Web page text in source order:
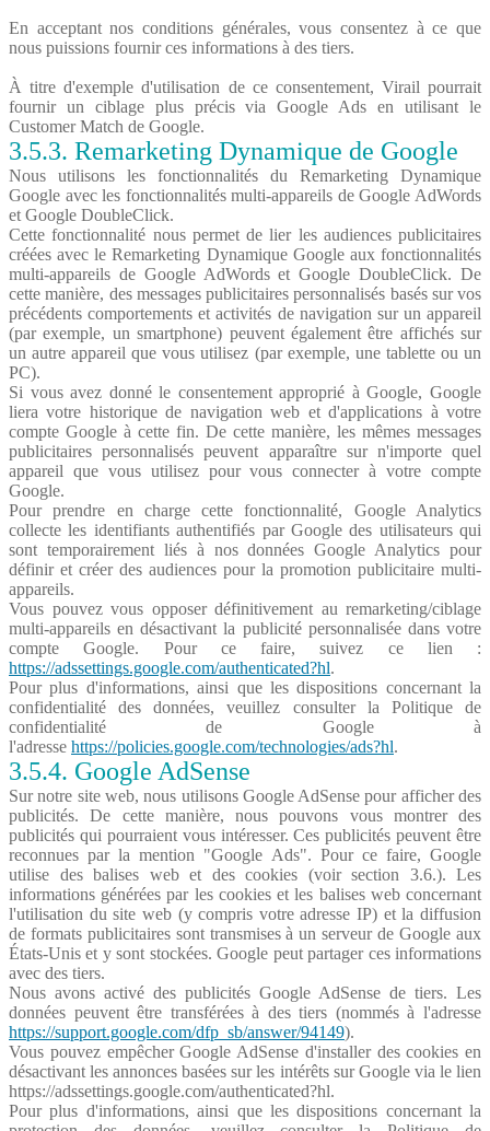
En acceptant nos conditions générales, vous consentez à ce que
nous puissions fournir ces informations à des tiers.
À titre d'exemple d'utilisation de ce consentement, Virail pourrait
fournir un ciblage plus précis via Google Ads en utilisant le
Customer Match de Google.
3.5.3. Remarketing Dynamique de Google
Nous utilisons les fonctionnalités du Remarketing Dynamique
Google avec les fonctionnalités multi-appareils de Google AdWords
et Google DoubleClick.
Cette fonctionnalité nous permet de lier les audiences publicitaires
créées avec le Remarketing Dynamique Google aux fonctionnalités
multi-appareils de Google AdWords et Google DoubleClick. De
cette manière, des messages publicitaires personnalisés basés sur vos
précédents comportements et activités de navigation sur un appareil
(par exemple, un smartphone) peuvent également être affichés sur
un autre appareil que vous utilisez (par exemple, une tablette ou un
PC).
Si vous avez donné le consentement approprié à Google, Google
liera votre historique de navigation web et d'applications à votre
compte Google à cette fin. De cette manière, les mêmes messages
publicitaires personnalisés peuvent apparaître sur n'importe quel
appareil que vous utilisez pour vous connecter à votre compte
Google.
Pour prendre en charge cette fonctionnalité, Google Analytics
collecte les identifiants authentifiés par Google des utilisateurs qui
sont temporairement liés à nos données Google Analytics pour
définir et créer des audiences pour la promotion publicitaire multi-
appareils.
Vous pouvez vous opposer définitivement au remarketing/ciblage
multi-appareils en désactivant la publicité personnalisée dans votre
compte Google. Pour ce faire, suivez ce lien :
https://adssettings.google.com/authenticated?hl.
Pour plus d'informations, ainsi que les dispositions concernant la
confidentialité des données, veuillez consulter la Politique de
confidentialité de Google à
l'adresse https://policies.google.com/technologies/ads?hl.
3.5.4. Google AdSense
Sur notre site web, nous utilisons Google AdSense pour afficher des
publicités. De cette manière, nous pouvons vous montrer des
publicités qui pourraient vous intéresser. Ces publicités peuvent être
reconnues par la mention "Google Ads". Pour ce faire, Google
utilise des balises web et des cookies (voir section 3.6.). Les
informations générées par les cookies et les balises web concernant
l'utilisation du site web (y compris votre adresse IP) et la diffusion
de formats publicitaires sont transmises à un serveur de Google aux
États-Unis et y sont stockées. Google peut partager ces informations
avec des tiers.
Nous avons activé des publicités Google AdSense de tiers. Les
données peuvent être transférées à des tiers (nommés à l'adresse
https://support.google.com/dfp_sb/answer/94149).
Vous pouvez empêcher Google AdSense d'installer des cookies en
désactivant les annonces basées sur les intérêts sur Google via le lien
https://adssettings.google.com/authenticated?hl.
Pour plus d'informations, ainsi que les dispositions concernant la